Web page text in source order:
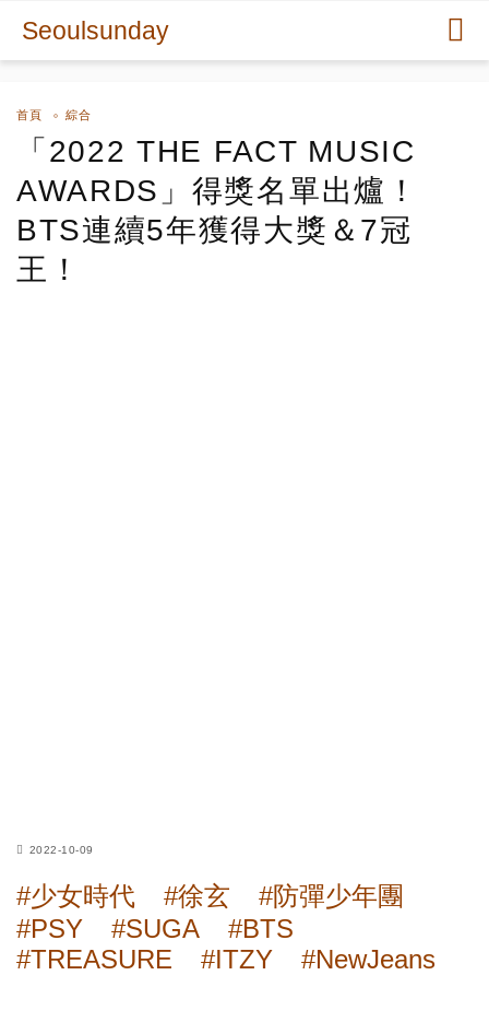
Seoulsunday
首頁 綜合
「2022 THE FACT MUSIC
AWARDS」得獎名單出爐！
BTS連續5年獲得大獎＆7冠
王！
2022-10-09
#少女時代 #徐玄
#防彈少年團
#PSY
#SUGA
#BTS
#TREASURE
#ITZY #NewJeans